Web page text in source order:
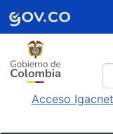
Pasar al contenido
Acceso Igacnet